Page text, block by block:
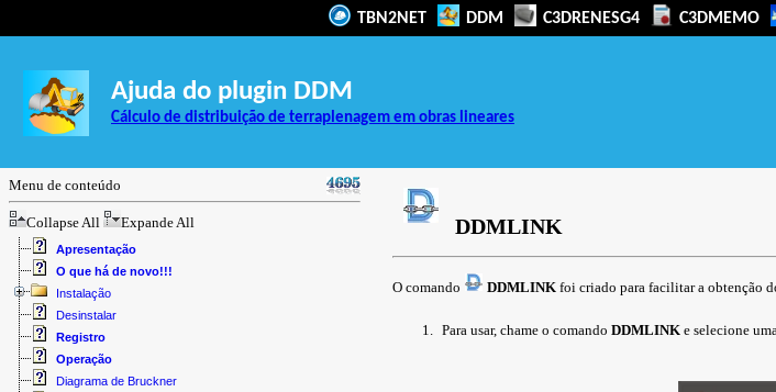
TBN2NET DDM C3DRENESG4 C3DMEMO
Ajuda do plugin DDM
Cálculo de distribuição de terraplenagem em obras lineares